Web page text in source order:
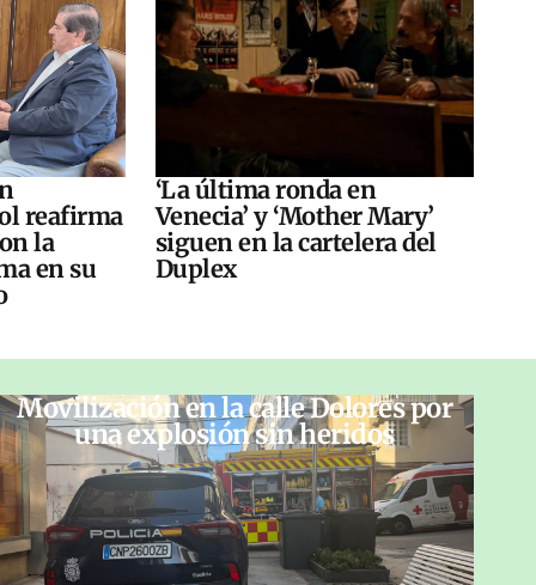
reafirma
la
en su
‘La última ronda en
Venecia’ y ‘Mother Mary’
siguen en la cartelera del
Duplex
Movilización en la calle Dolores por
una explosión sin heridos